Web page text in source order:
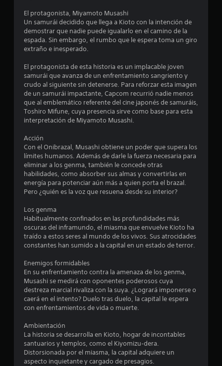
El protagonista, Miyamoto Musashi
Un samurái decidido que llega a Kioto con la intención de
demostrar que nadie puede igualarlo en el camino de la
espada. Sin embargo, el rumbo que le espera toma un giro
extraño e inesperado.
El protagonista de esta historia es un implacable joven
samurái que avanza de un enfrentamiento sangriento y
crudo al siguiente sin detenerse. Para reforzar esta imagen
de un samurái impactante, Capcom recurrió nadie menos
que al emblemático referente del cine japonés de samuráis,
Toshiro Mifune, cuya presencia sirve como base para esta
interpretación de Miyamoto Musashi.
Acción
Con el Onibrazal, Musashi obtiene un poder que supera los
límites humanos. Además de darle la fuerza necesaria para
eliminar a los genma, también le concede otras
habilidades, como absorber sus almas y convertirlas en
energía para potenciar aún más a quien porta el brazal.
Pero ¿quién es la voz que resuena desde su interior?
Los genma
Habitualmente confinados en las profundidades más
oscuras del inframundo, el miasma que envuelve Kioto ha
traído a estos seres al mundo de los vivos. Sus atrocidades
constantes han sumido a la capital en un estado de terror.
Enemigos formidables
En su enfrentamiento contra la amenaza de los genma,
Musashi se medirá con oponentes poderosos cuya
destreza marcial rivaliza con la suya. ¿Logrará imponerse o
caerá en el intento? Duelo tras duelo, la capital le espera
con enfrentamientos de vida o muerte.
Ambientación
La historia se desarrolla en Kioto, hogar de incontables
santuarios y templos, como el Kiyomizu‑dera.
Distorsionada por el miasma, la capital adquiere un
aspecto inquietante y cargado de presagios.